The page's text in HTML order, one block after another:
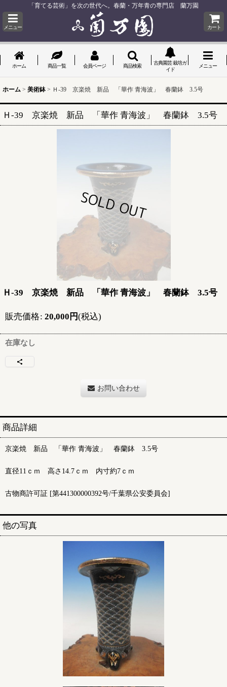
「育てる芸術」を次の世代へ。春蘭・万年青の専門店 蘭万園
メニュー カート
ホーム 商品一覧 会員ページ 商品検索
古典園芸 栽培ガ
イド
メニュー
ホーム > 美術鉢 > Ｈ-39 京楽焼 新品 「華作 青海波」 春蘭鉢 3.5号
Ｈ-39 京楽焼 新品 「華作 青海波」 春蘭鉢 3.5号
Ｈ-39 京楽焼 新品 「華作 青海波」 春蘭鉢 3.5号
販売価格: 20,000 円(税込)
在庫なし
お問い合わせ
商品詳細
京楽焼 新品 「華作 青海波」 春蘭鉢 3.5号
直径11ｃｍ 高さ14.7ｃｍ 内寸約7ｃｍ
古物商許可証 [第441300000392号/千葉県公安委員会]
他の写真